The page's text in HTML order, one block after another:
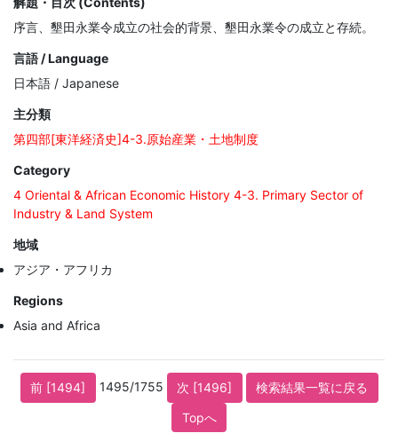
序言、墾田永業令成立の社会的背景、墾田永業令の成立と存続。
言語 / Language
日本語 / Japanese
主分類
第四部[東洋経済史]4-3.原始産業・土地制度
Category
4 Oriental & African Economic History 4-3. Primary Sector of
Industry & Land System
地域
アジア・アフリカ
Regions
Asia and Africa
前 [1494] 1495/1755 次 [1496]
検索結果一覧に戻る
Topへ